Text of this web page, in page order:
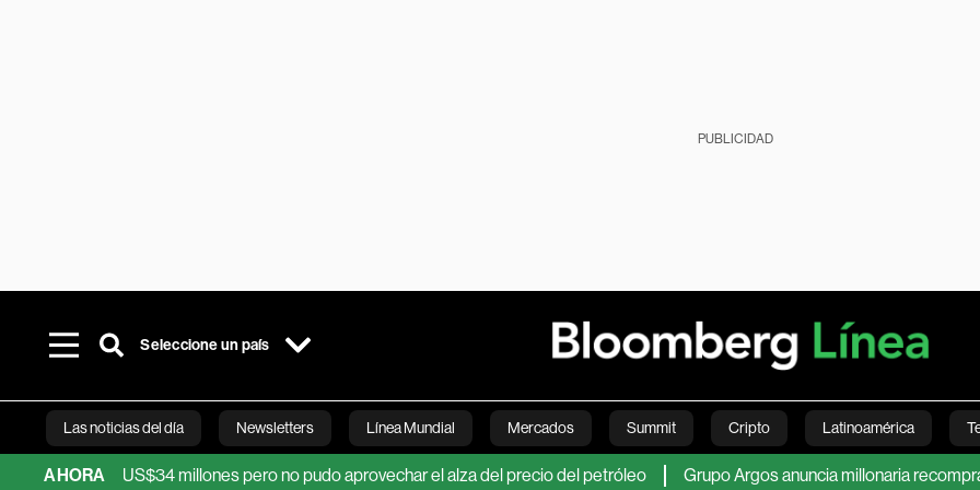
PUBLICIDAD
Seleccione un país
Las noticias del día Newsletters Línea Mundial Mercados Summit Cripto Latinoamérica
Bloomberg Green Economía Estilo de vida Mundo Videos
AHORA
ganó US$34 millones pero no pudo aprovechar el alza del precio del petróleo Grupo Argos anuncia millonaria recompra de